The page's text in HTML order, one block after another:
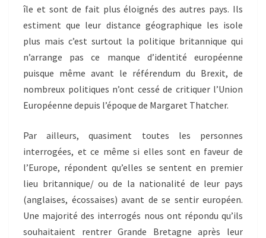
île et sont de fait plus éloignés des autres pays. Ils
estiment que leur distance géographique les isole
plus mais c’est surtout la politique britannique qui
n’arrange pas ce manque d’identité européenne
puisque même avant le référendum du Brexit, de
nombreux politiques n’ont cessé de critiquer l’Union
Européenne depuis l’époque de Margaret Thatcher.
Par ailleurs, quasiment toutes les personnes
interrogées, et ce même si elles sont en faveur de
l’Europe, répondent qu’elles se sentent en premier
lieu britannique/ ou de la nationalité de leur pays
(anglaises, écossaises) avant de se sentir européen.
Une majorité des interrogés nous ont répondu qu’ils
souhaitaient rentrer Grande Bretagne après leur